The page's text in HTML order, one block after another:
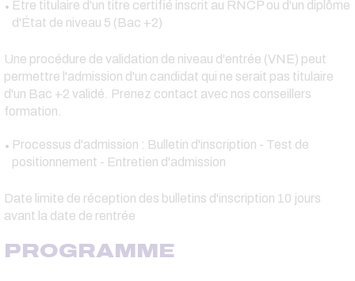
Être titulaire d'un titre certifié inscrit au RNCP ou d'un diplôme
d'État de niveau 5 (Bac +2)
Une procédure de validation de niveau d'entrée (VNE) peut
permettre l'admission d'un candidat qui ne serait pas titulaire
d'un Bac +2 validé. Prenez contact avec nos conseillers
formation.
Processus d'admission : Bulletin d'inscription - Test de
positionnement - Entretien d'admission
Date limite de réception des bulletins d'inscription 10 jours
avant la date de rentrée
PROGRAMME